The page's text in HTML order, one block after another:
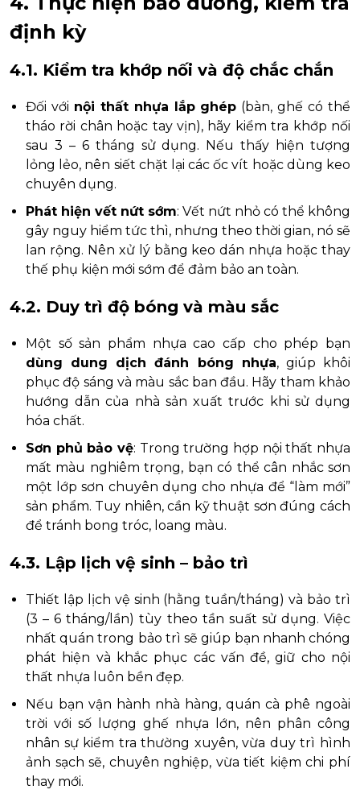
định kỳ
4.1. Kiểm tra khớp nối và độ chắc chắn
Đối với nội thất nhựa lắp ghép (bàn, ghế có thể
tháo rời chân hoặc tay vịn), hãy kiểm tra khớp nối
sau 3 – 6 tháng sử dụng. Nếu thấy hiện tượng
lỏng lẻo, nên siết chặt lại các ốc vít hoặc dùng keo
chuyên dụng.
Phát hiện vết nứt sớm: Vết nứt nhỏ có thể không
gây nguy hiểm tức thì, nhưng theo thời gian, nó sẽ
lan rộng. Nên xử lý bằng keo dán nhựa hoặc thay
thế phụ kiện mới sớm để đảm bảo an toàn.
4.2. Duy trì độ bóng và màu sắc
Một số sản phẩm nhựa cao cấp cho phép bạn
dùng dung dịch đánh bóng nhựa, giúp khôi
phục độ sáng và màu sắc ban đầu. Hãy tham khảo
hướng dẫn của nhà sản xuất trước khi sử dụng
hóa chất.
Sơn phủ bảo vệ: Trong trường hợp nội thất nhựa
mất màu nghiêm trọng, bạn có thể cân nhắc sơn
một lớp sơn chuyên dụng cho nhựa để “làm mới”
sản phẩm. Tuy nhiên, cần kỹ thuật sơn đúng cách
để tránh bong tróc, loang màu.
4.3. Lập lịch vệ sinh – bảo trì
Thiết lập lịch vệ sinh (hằng tuần/tháng) và bảo trì
(3 – 6 tháng/lần) tùy theo tần suất sử dụng. Việc
nhất quán trong bảo trì sẽ giúp bạn nhanh chóng
phát hiện và khắc phục các vấn đề, giữ cho nội
thất nhựa luôn bền đẹp.
Nếu bạn vận hành nhà hàng, quán cà phê ngoài
trời với số lượng ghế nhựa lớn, nên phân công
nhân sự kiểm tra thường xuyên, vừa duy trì hình
ảnh sạch sẽ, chuyên nghiệp, vừa tiết kiệm chi phí
thay mới.